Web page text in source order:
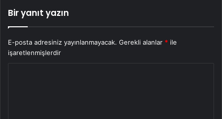
Bir yanıt yazın
E-posta adresiniz yayınlanmayacak. Gerekli alanlar * ile
işaretlenmişlerdir